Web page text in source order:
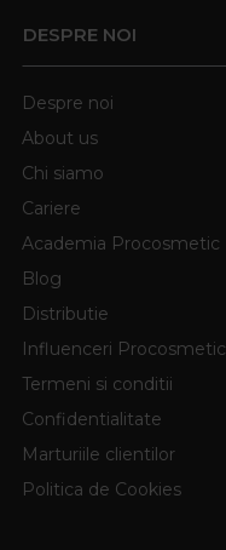
DESPRE NOI
Despre noi
About us
Chi siamo
Cariere
Academia Procosmetic
Blog
Distributie
Influenceri Procosmetic
Termeni si conditii
Confidentialitate
Marturiile clientilor
Politica de Cookies